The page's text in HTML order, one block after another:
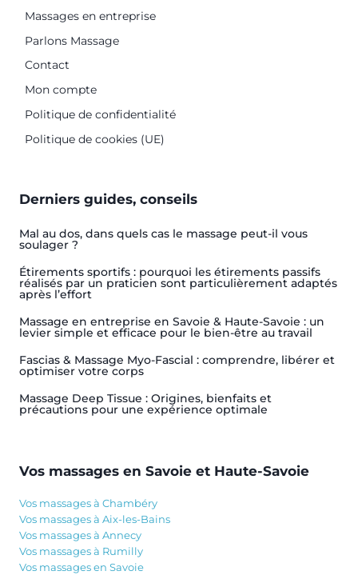
Massages en entreprise
Parlons Massage
Contact
Mon compte
Politique de confidentialité
Politique de cookies (UE)
Derniers guides, conseils
Mal au dos, dans quels cas le massage peut-il vous
soulager ?
Étirements sportifs : pourquoi les étirements passifs
réalisés par un praticien sont particulièrement adaptés
après l’effort
Massage en entreprise en Savoie & Haute-Savoie : un
levier simple et efficace pour le bien-être au travail
Fascias & Massage Myo-Fascial : comprendre, libérer et
optimiser votre corps
Massage Deep Tissue : Origines, bienfaits et
précautions pour une expérience optimale
Vos massages en Savoie et Haute-Savoie
Vos massages à Chambéry
Vos massages à Aix-les-Bains
Vos massages à Annecy
Vos massages à Rumilly
Vos massages en Savoie